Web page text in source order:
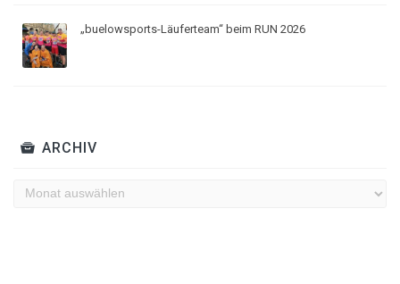
„buelowsports-Läuferteam“ beim RUN 2026
ARCHIV
Archiv